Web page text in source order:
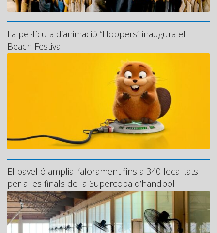
La pel·lícula d’animació “Hoppers” inaugura el
Beach Festival
El pavelló amplia l’aforament fins a 340 localitats
per a les finals de la Supercopa d’handbol